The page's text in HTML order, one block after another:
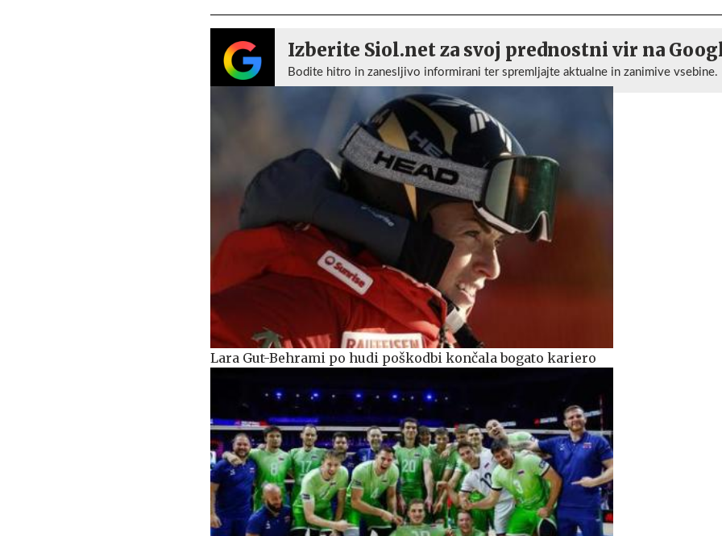
Izberite Siol.net za svoj prednostni vir na
Bodite hitro in zanesljivo informirani ter spremljajte aktualne in zanimive vsebine.
Lara Gut-Behrami po hudi poškodbi končala bogato kariero